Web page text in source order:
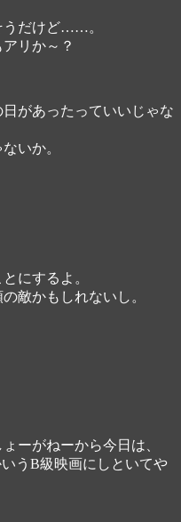
うだけど……。
リか～？
があったっていいじゃな
いか。
にするよ。
敵かもしれないし。
ーがねーから今日は、
うB級映画にしといてや